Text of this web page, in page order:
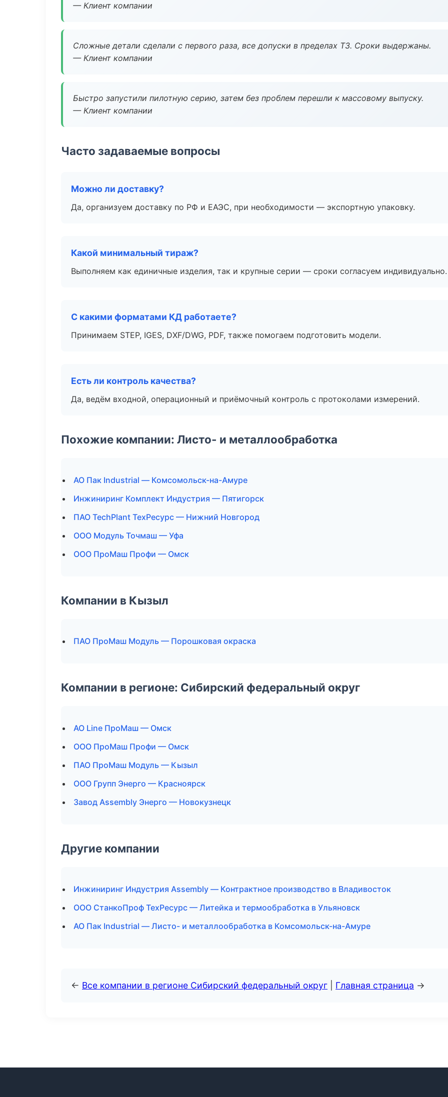
— Клиент компании
Сложные детали сделали с первого раза, все допуски в пределах ТЗ. Сроки выдержаны.
— Клиент компании
Быстро запустили пилотную серию, затем без проблем перешли к массовому выпуску.
— Клиент компании
Часто задаваемые вопросы
Можно ли доставку?
Да, организуем доставку по РФ и ЕАЭС, при необходимости — экспортную упаковку.
Какой минимальный тираж?
Выполняем как единичные изделия, так и крупные серии — сроки согласуем индивидуально.
С какими форматами КД работаете?
Принимаем STEP, IGES, DXF/DWG, PDF, также помогаем подготовить модели.
Есть ли контроль качества?
Да, ведём входной, операционный и приёмочный контроль с протоколами измерений.
Похожие компании: Листо- и металлообработка
АО Пак Industrial — Комсомольск-на-Амуре
Инжиниринг Комплект Индустрия — Пятигорск
ПАО TechPlant ТехРесурс — Нижний Новгород
ООО Модуль Точмаш — Уфа
ООО ПроМаш Профи — Омск
Компании в Кызыл
ПАО ПроМаш Модуль — Порошковая окраска
Компании в регионе: Сибирский федеральный округ
АО Line ПроМаш — Омск
ООО ПроМаш Профи — Омск
ПАО ПроМаш Модуль — Кызыл
ООО Групп Энерго — Красноярск
Завод Assembly Энерго — Новокузнецк
Другие компании
Инжиниринг Индустрия Assembly — Контрактное производство в Владивосток
ООО СтанкоПроф ТехРесурс — Литейка и термообработка в Ульяновск
АО Пак Industrial — Листо- и металлообработка в Комсомольск-на-Амуре
← Все компании в регионе Сибирский федеральный округ Главная страница →